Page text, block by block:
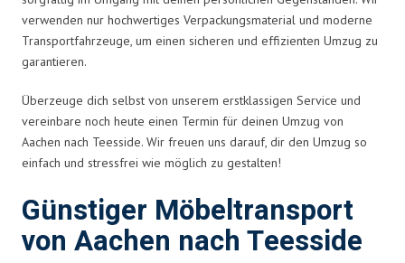
verwenden nur hochwertiges Verpackungsmaterial und moderne
Transportfahrzeuge, um einen sicheren und effizienten Umzug zu
garantieren.
Überzeuge dich selbst von unserem erstklassigen Service und
vereinbare noch heute einen Termin für deinen Umzug von
Aachen nach Teesside. Wir freuen uns darauf, dir den Umzug so
einfach und stressfrei wie möglich zu gestalten!
Günstiger Möbeltransport
von Aachen nach Teesside